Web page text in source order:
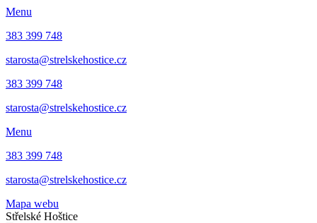
Menu
383 399 748
starosta@strelskehostice.cz
383 399 748
starosta@strelskehostice.cz
Menu
383 399 748
starosta@strelskehostice.cz
Mapa webu
Střelské Hoštice